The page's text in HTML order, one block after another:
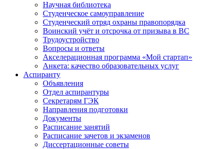
Научная библиотека
Студенческое самоуправление
Студенческий отряд охраны правопорядка
Воинский учёт и отсрочка от призыва в ВС
Трудоустройство
Вопросы и ответы
Акселерационная программа «Мой стартап»
Анкета: качество образовательных услуг
Аспиранту
Объявления
Отдел аспирантуры
Секретарям ГЭК
Направления подготовки
Документы
Расписание занятий
Расписание зачетов и экзаменов
Диссертационные советы